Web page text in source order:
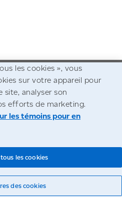
de Postes Canada
Confidentialité
les cookies », vous
sur votre appareil pour
site, analyser son
efforts de marketing.
les témoins pour en
des cookies
les cookies